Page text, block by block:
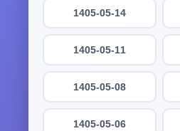
1405-05-14
1405-05-11
1405-05-08
1405-05-06